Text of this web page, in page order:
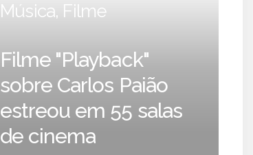
Música, Filme
Filme "Playback"
sobre Carlos Paião
estreou em 55 salas
de cinema